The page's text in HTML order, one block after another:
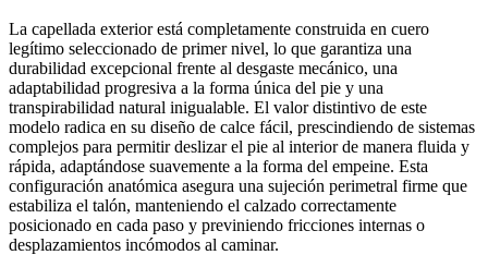
La capellada exterior está completamente construida en cuero
legítimo seleccionado de primer nivel, lo que garantiza una
durabilidad excepcional frente al desgaste mecánico, una
adaptabilidad progresiva a la forma única del pie y una
transpirabilidad natural inigualable. El valor distintivo de este
modelo radica en su diseño de calce fácil, prescindiendo de sistemas
complejos para permitir deslizar el pie al interior de manera fluida y
rápida, adaptándose suavemente a la forma del empeine. Esta
configuración anatómica asegura una sujeción perimetral firme que
estabiliza el talón, manteniendo el calzado correctamente
posicionado en cada paso y previniendo fricciones internas o
desplazamientos incómodos al caminar.